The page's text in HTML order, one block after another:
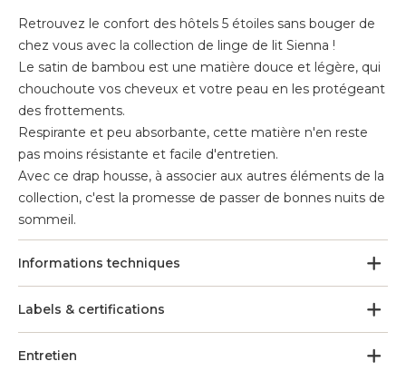
Retrouvez le confort des hôtels 5 étoiles sans bouger de
chez vous avec la collection de linge de lit Sienna !
Le satin de bambou est une matière douce et légère, qui
chouchoute vos cheveux et votre peau en les protégeant
des frottements.
Respirante et peu absorbante, cette matière n'en reste
pas moins résistante et facile d'entretien.
Avec ce drap housse, à associer aux autres éléments de la
collection, c'est la promesse de passer de bonnes nuits de
sommeil.
Informations techniques
Labels & certifications
Entretien